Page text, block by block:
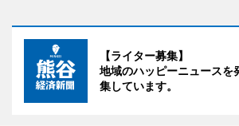
【ライター募集】
地域のハッピーニュースを
集しています。